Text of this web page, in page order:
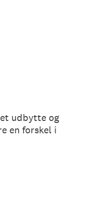
udbytte og
en forskel i